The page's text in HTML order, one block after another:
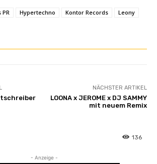
Hypertechno Kontor Records
Leony
NÄCHSTER ARTIKEL
LOONA x JEROME x DJ SAMMY
mit neuem Remix
136
- Anzeige -